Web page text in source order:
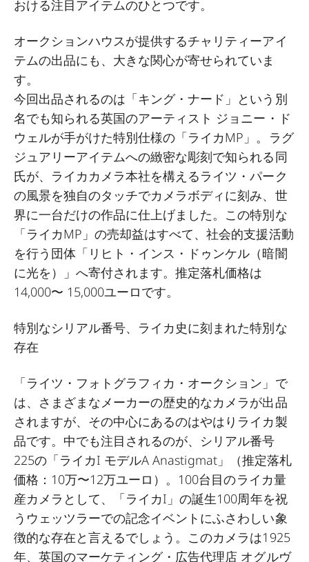
おける注目アイテムのひとつです。
オークションハウスが提供するチャリティーアイ
テムの出品にも、大きな関心が寄せられていま
す。
今回出品されるのは「キング・ナード」という別
名でも知られる英国のアーティスト ジョニー・ド
ウェルが手がけた特別仕様の「ライカMP」。ラグ
ジュアリーアイテムへの緻密な彫刻で知られる同
氏が、ライカカメラ本社を構えるライツ・パーク
の風景を独自のタッチでカメラボディに刻み、世
界に一台だけの作品に仕上げました。この特別な
「ライカMP」の売却益はすべて、社会的支援活動
を行う団体「リヒト・インス・ドゥンケル（暗闇
に光を）」へ寄付されます。推定落札価格は
14,000〜 15,000ユーロです。
特別なシリアル番号、ライカ史に刻まれた特別な
存在
「ライツ・フォトグラフィカ・オークション」で
は、さまざまなメーカーの歴史的なカメラが出品
されますが、その中心にあるのはやはりライカ製
品です。中でも注目されるのが、シリアル番号
225の「ライカI モデルA Anastigmat」（推定落札
価格：10万〜12万ユーロ）。100台目のライカ量
産カメラとして、「ライカI」の誕生100周年を祝
うウェッツラーでの記念イベントにふさわしい象
徴的な存在と言えるでしょう。このカメラは1925
年、英国のマーケティング・広告代理店 オグルヴ